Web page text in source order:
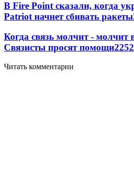
В Fire Point сказали, когда
Patriot начнет сбивать ракеты
Когда связь молчит - молчит
Связисты просят помощи2252
Читать комментарии